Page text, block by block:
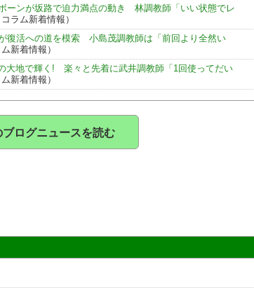
ーンが坂路で迫力満点の動き 林調教師「いい状態でレ
ラム新着情報）
復活への道を模索 小島茂調教師は「前回より全然い
新着情報）
大地で輝く! 楽々と先着に武井調教師「1回使ってだい
新着情報）
ブログニュースを読む